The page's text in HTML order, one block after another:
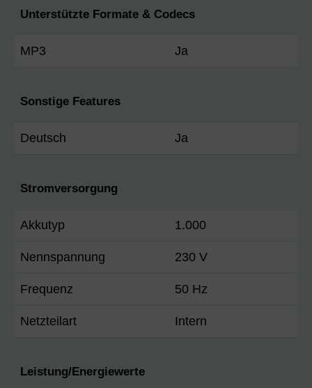
Unterstützte Formate & Codecs
MP3 Ja
Sonstige Features
Deutsch Ja
Stromversorgung
Akkutyp 1.000
Nennspannung 230 V
Frequenz 50 Hz
Netzteilart Intern
Leistung/Energiewerte